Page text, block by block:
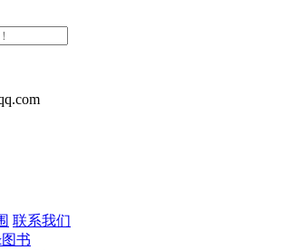
联系我们
书